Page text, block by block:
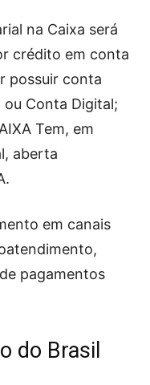
na Caixa será
crédito em conta
possuir conta
Conta Digital;
Tem, em
aberta
em canais
pagamentos
do Brasil